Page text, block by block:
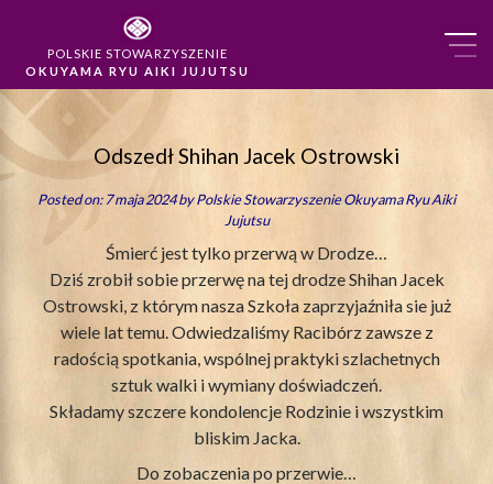
POLSKIE STOWARZYSZENIE
OKUYAMA RYU AIKI JUJUTSU
Odszedł Shihan Jacek Ostrowski
Posted on: 7 maja 2024 byPolskie Stowarzyszenie Okuyama Ryu Aiki
Jujutsu
Śmierć jest tylko przerwą w Drodze…
Dziś zrobił sobie przerwę na tej drodze Shihan Jacek
Ostrowski, z którym nasza Szkoła zaprzyjaźniła sie już
wiele lat temu. Odwiedzaliśmy Racibórz zawsze z
radością spotkania, wspólnej praktyki szlachetnych
sztuk walki i wymiany doświadczeń.
Składamy szczere kondolencje Rodzinie i wszystkim
bliskim Jacka.
Do zobaczenia po przerwie…